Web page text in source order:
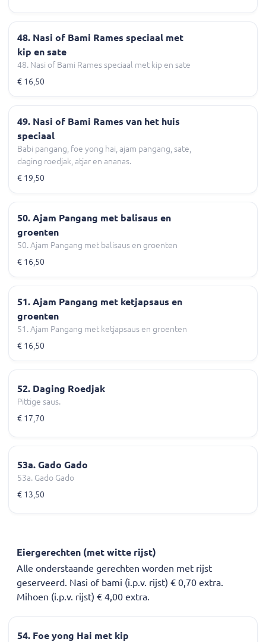
48. Nasi of Bami Rames speciaal met
kip en sate
48. Nasi of Bami Rames speciaal met kip en sate
€ 16,50
49. Nasi of Bami Rames van het huis
speciaal
Babi pangang, foe yong hai, ajam pangang, sate,
daging roedjak, atjar en ananas.
€ 19,50
50. Ajam Pangang met balisaus en
groenten
50. Ajam Pangang met balisaus en groenten
€ 16,50
51. Ajam Pangang met ketjapsaus en
groenten
51. Ajam Pangang met ketjapsaus en groenten
€ 16,50
52. Daging Roedjak
Pittige saus.
€ 17,70
53a. Gado Gado
53a. Gado Gado
€ 13,50
Eiergerechten (met witte rijst)
Alle onderstaande gerechten worden met rijst
geserveerd. Nasi of bami (i.p.v. rijst) € 0,70 extra.
Mihoen (i.p.v. rijst) € 4,00 extra.
54. Foe yong Hai met kip